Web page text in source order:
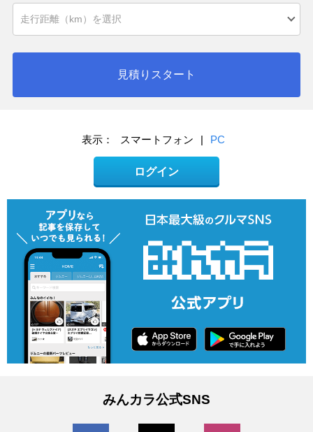
見積りスタート
表示： スマートフォン | PC
ログイン
みんカラ公式SNS